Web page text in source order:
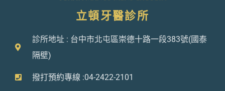
立頓牙醫診所
診所地址 : 台中市北屯區崇德十路一段383號(國泰
隔壁)
撥打預約專線 :04-2422-2101